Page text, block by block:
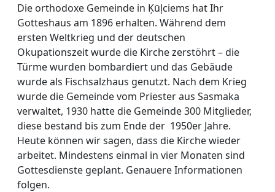
Die orthodoxe Gemeinde in Ķūļciems hat Ihr
Gotteshaus am 1896 erhalten. Während dem
ersten Weltkrieg und der deutschen
Okupationszeit wurde die Kirche zerstöhrt – die
Türme wurden bombardiert und das Gebäude
wurde als Fischsalzhaus genutzt. Nach dem Krieg
wurde die Gemeinde vom Priester aus Sasmaka
verwaltet, 1930 hatte die Gemeinde 300 Mitglieder,
diese bestand bis zum Ende der 1950er Jahre.
Heute können wir sagen, dass die Kirche wieder
arbeitet. Mindestens einmal in vier Monaten sind
Gottesdienste geplant. Genauere Informationen
folgen.